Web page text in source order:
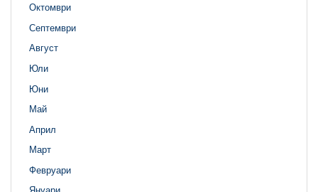
Октомври
Септември
Август
Юли
Юни
Май
Април
Март
Февруари